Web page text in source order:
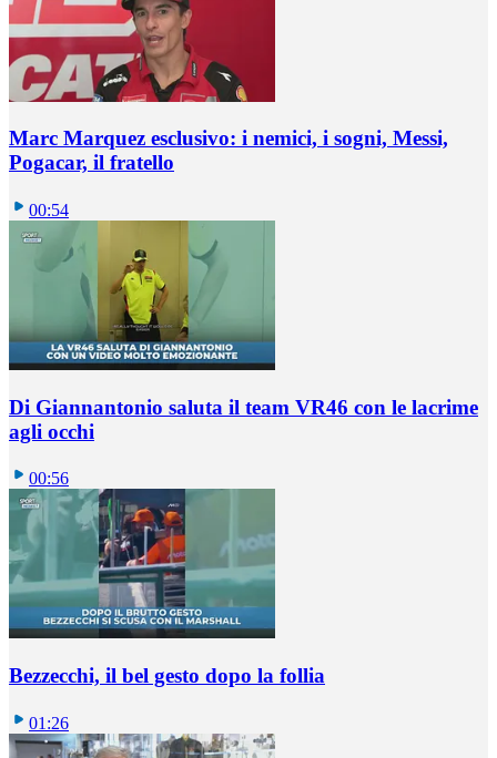
Marc Marquez esclusivo: i nemici, i sogni, Messi,
Pogacar, il fratello
00:54
Di Giannantonio saluta il team VR46 con le lacrime
agli occhi
00:56
Bezzecchi, il bel gesto dopo la follia
01:26